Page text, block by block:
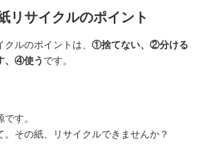
リサイクルのポイント
ルのポイントは、 ①捨てない、②分ける
、④使う です。
す。
。その紙、リサイクルできませんか？